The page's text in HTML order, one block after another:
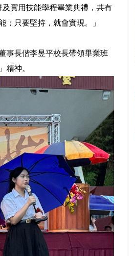
實用技能學程畢業典禮，共有
只要堅持，就會實現。」
事長偕李昱平校長帶領畢業班
精神。